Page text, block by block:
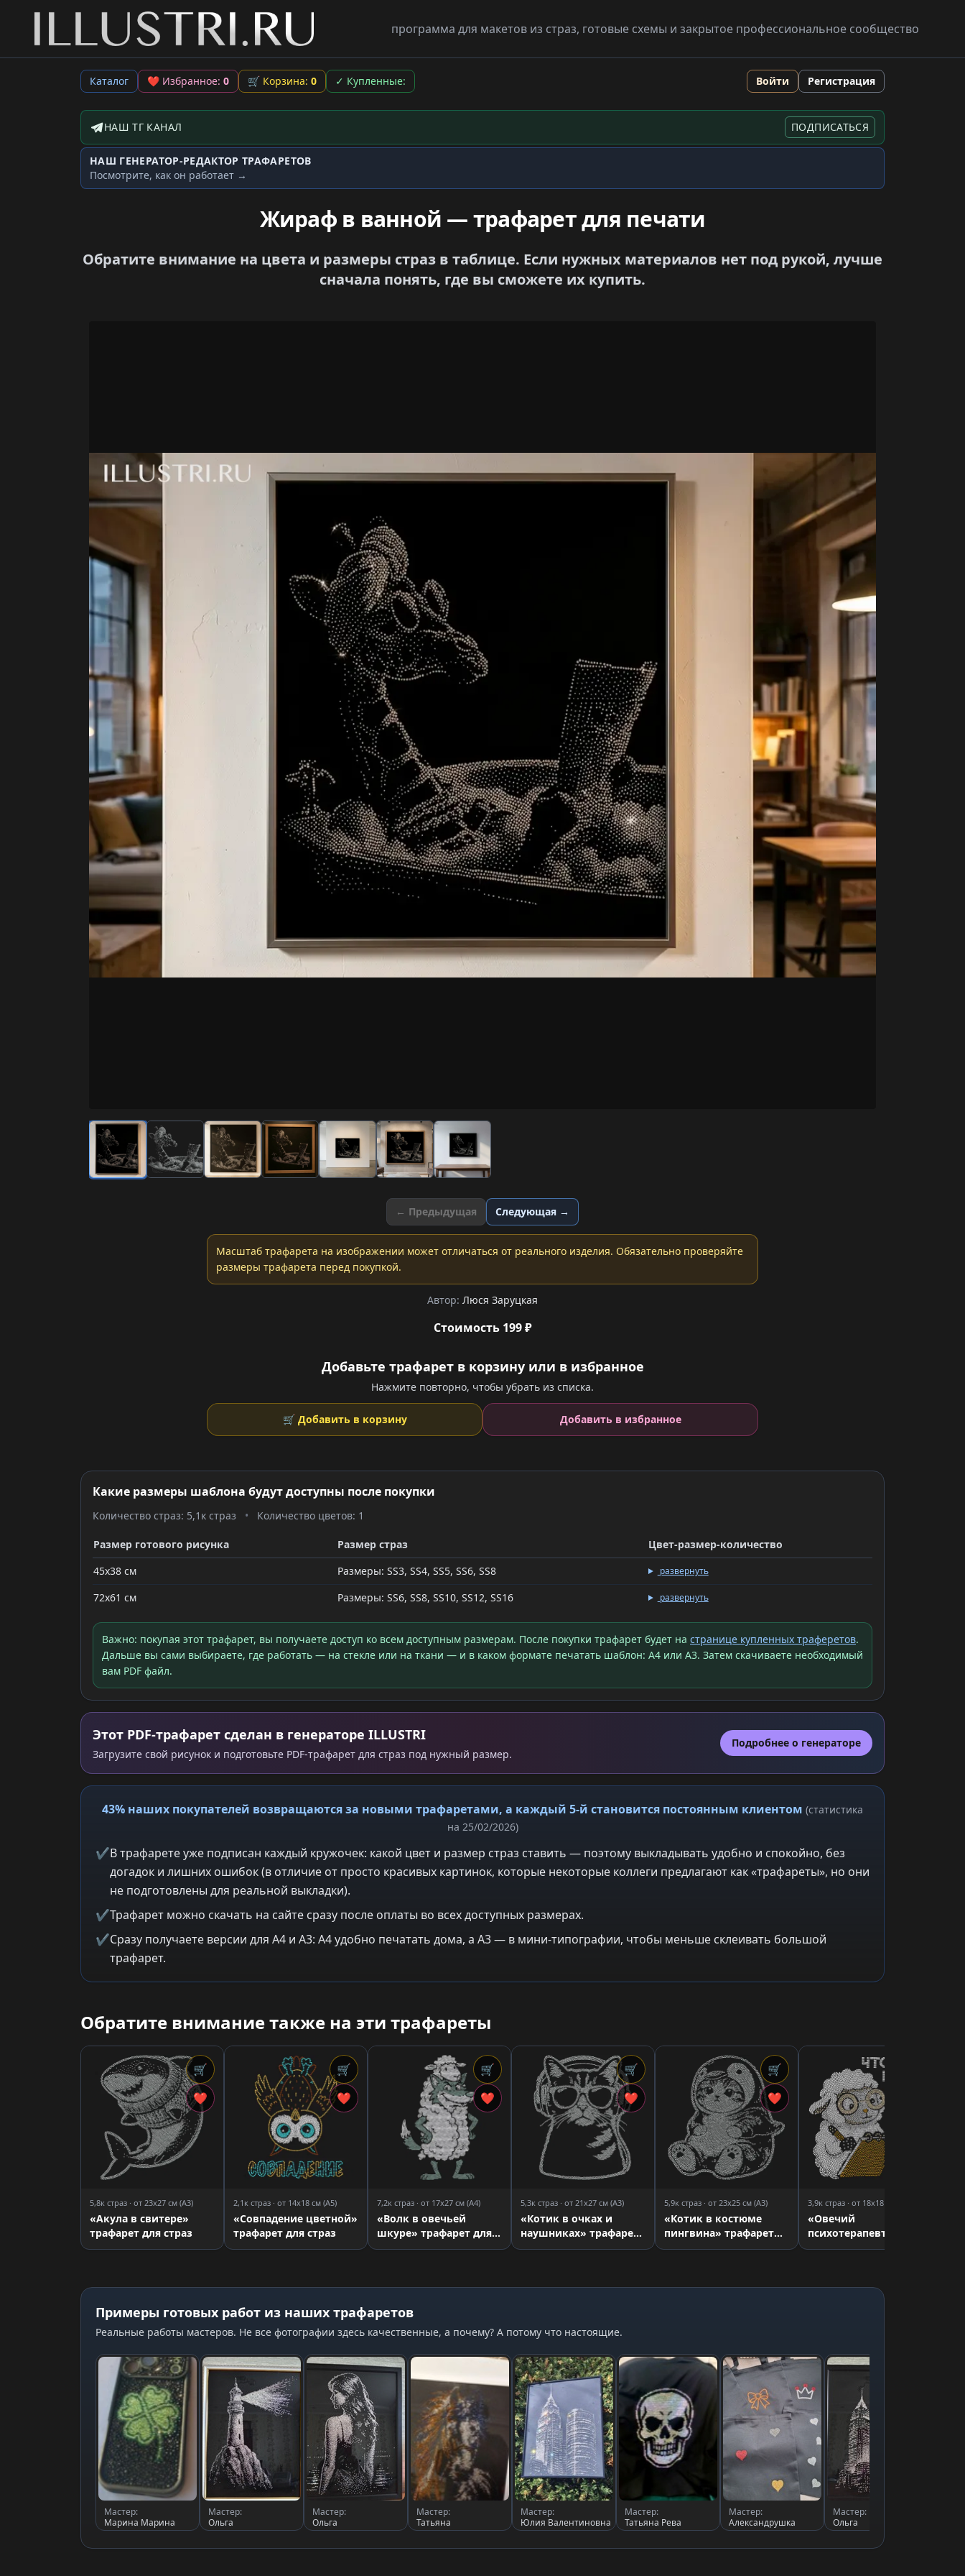
программа для макетов из страз, готовые схемы и закрытое профессиональное сообщество
Каталог ❤ Избранное: 0 🛒 Корзина: 0 ✓ Купленные: Войти Регистрация
Telegram-канал
НАШ ТГ КАНАЛ ПОДПИСАТЬСЯ
Генератор трафаретов
НАШ ГЕНЕРАТОР-РЕДАКТОР ТРАФАРЕТОВ
Посмотрите, как он работает →
Жираф в ванной — трафарет для печати
Обратите внимание на цвета и размеры страз в таблице. Если нужных материалов нет под рукой, лучше
сначала понять, где вы сможете их купить.
← Предыдущая Следующая →
Масштаб трафарета на изображении может отличаться от реального изделия. Обязательно проверяйте
размеры трафарета перед покупкой.
Автор: Люся Заруцкая
Стоимость 199 ₽
Добавьте трафарет в корзину или в избранное
Нажмите повторно, чтобы убрать из списка.
🛒 Добавить в корзину Добавить в избранное
Какие размеры шаблона будут доступны после покупки
Количество страз: 5,1к страз • Количество цветов: 1
Размер готового рисунка Размер страз
Цвет-размер-количество
45x38 см
Размеры: SS3, SS4, SS5, SS6, SS8 развернуть
72x61 см Размеры: SS6, SS8, SS10, SS12, SS16 развернуть
Важно: покупая этот трафарет, вы получаете доступ ко всем доступным размерам. После покупки трафарет будет на странице купленных траферетов.
Дальше вы сами выбираете, где работать — на стекле или на ткани — и в каком формате печатать шаблон: A4 или A3. Затем скачиваете необходимый
вам PDF файл.
Этот PDF-трафарет сделан в генераторе ILLUSTRI
Загрузите свой рисунок и подготовьте PDF-трафарет для страз под нужный размер.
Подробнее о генераторе
43% наших покупателей возвращаются за новыми трафаретами, а каждый 5-й становится постоянным клиентом (статистика
на 25/02/2026)
✔В трафарете уже подписан каждый кружочек: какой цвет и размер страз ставить — поэтому выкладывать удобно и спокойно, без
догадок и лишних ошибок (в отличие от просто красивых картинок, которые некоторые коллеги предлагают как «трафареты», но они
не подготовлены для реальной выкладки).
✔Трафарет можно скачать на сайте сразу после оплаты во всех доступных размерах.
✔Сразу получаете версии для A4 и A3: A4 удобно печатать дома, а A3 — в мини-типографии, чтобы меньше склеивать большой
трафарет.
Обратите внимание также на эти трафареты
🛒
❤
5,8к страз · от 23x27 см (A3)
«Акула в свитере»
трафарет для страз
🛒
❤
2,1к страз · от 14x18 см (A5)
«Совпадение цветной»
трафарет для страз
🛒
❤
7,2к страз · от 17x27 см (A4)
«Волк в овечьей
шкуре» трафарет для
страз
🛒
❤
5,3к страз · от 21x27 см (A3)
«Котик в очках и
наушниках» трафарет
для страз
🛒
❤
5,9к страз · от 23x25 см (A3)
«Котик в костюме
пингвина» трафарет
для страз
3,9к страз · от 18x18 см (A4)
«Овечий
психотерапевт»
трафарет для страз
Примеры готовых работ из наших трафаретов
Реальные работы мастеров. Не все фотографии здесь качественные, а почему? А потому что настоящие.
Мастер:
Марина Марина
Мастер:
Ольга
Мастер:
Ольга
Мастер:
Татьяна
Мастер:
Юлия Валентиновна
Мастер:
Татьяна Рева
Мастер:
Александрушка
Мастер:
Ольга